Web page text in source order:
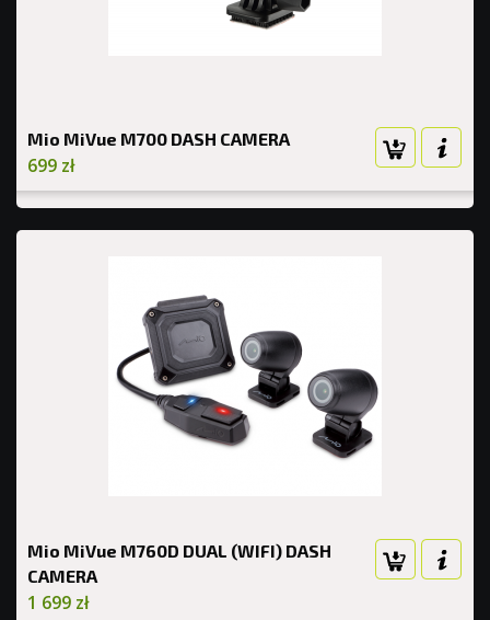
Mio MiVue M700 DASH CAMERA
699 zł
Mio MiVue M760D DUAL (WIFI) DASH
CAMERA
1 699 zł